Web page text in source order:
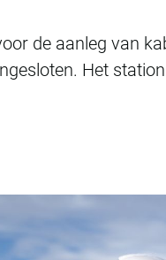
de aanleg van
Het